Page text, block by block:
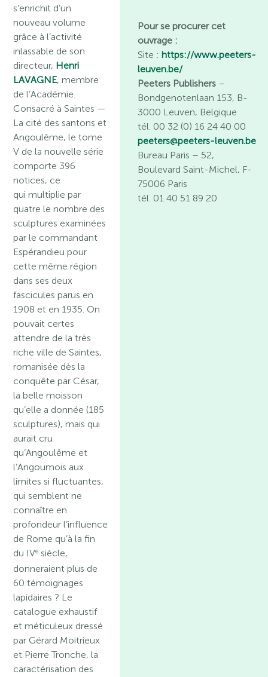
s’enrichit d’un
nouveau volume
grâce à l’activité
inlassable de son
directeur, Henri
LAVAGNE, membre
de l’Académie.
Consacré à Saintes —
La cité des santons et
Angoulême, le tome
V de la nouvelle série
comporte 396
notices, ce
qui multiplie par
quatre le nombre des
sculptures examinées
par le commandant
Espérandieu pour
cette même région
dans ses deux
fascicules parus en
1908 et en 1935. On
pouvait certes
attendre de la très
riche ville de Saintes,
romanisée dès la
conquête par César,
la belle moisson
qu’elle a donnée (185
sculptures), mais qui
aurait cru
qu’Angoulême et
l’Angoumois aux
limites si fluctuantes,
qui semblent ne
connaître en
profondeur l’influence
de Rome qu’à la fin
du IVe siècle,
donneraient plus de
60 témoignages
lapidaires ? Le
catalogue exhaustif
et méticuleux dressé
par Gérard Moitrieux
et Pierre Tronche, la
caractérisation des
Pour se procurer cet
ouvrage :
Site :https://www.peeters-
leuven.be/
Peeters Publishers –
Bondgenotenlaan 153, B-
3000 Leuven, Belgique
tél. 00 32 (0) 16 24 40 00
peeters@peeters-leuven.be
Bureau Paris – 52,
Boulevard Saint-Michel, F-
75006 Paris
tél. 01 40 51 89 20